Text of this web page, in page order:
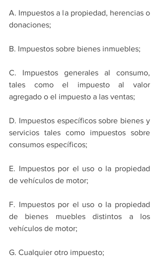
A. Impuestos a la propiedad, herencias o
donaciones;
B. Impuestos sobre bienes inmuebles;
C. Impuestos generales al consumo,
tales como el impuesto al valor
agregado o el impuesto a las ventas;
D. Impuestos específicos sobre bienes y
servicios tales como impuestos sobre
consumos específicos;
E. Impuestos por el uso o la propiedad
de vehículos de motor;
F. Impuestos por el uso o la propiedad
de bienes muebles distintos a los
vehículos de motor;
G. Cualquier otro impuesto;